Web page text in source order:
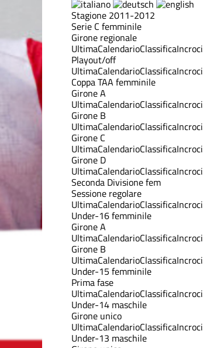
Stagione 2011-2012
Serie C femminile
Girone regionale
UltimaCalendarioClassificaIncroci
Playout/off
UltimaCalendarioClassificaIncroci
Coppa TAA femminile
Girone A
UltimaCalendarioClassificaIncroci
Girone B
UltimaCalendarioClassificaIncroci
Girone C
UltimaCalendarioClassificaIncroci
Girone D
UltimaCalendarioClassificaIncroci
Seconda Divisione fem
Sessione regolare
UltimaCalendarioClassificaIncroci
Under-16 femminile
Girone A
UltimaCalendarioClassificaIncroci
Girone B
UltimaCalendarioClassificaIncroci
Under-15 femminile
Prima fase
UltimaCalendarioClassificaIncroci
Under-14 maschile
Girone unico
UltimaCalendarioClassificaIncroci
Under-13 maschile